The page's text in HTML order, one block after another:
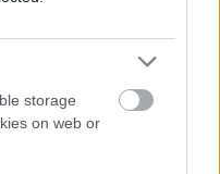
storage
on web or
klub is
friss infókat
a Bundesligában
a Fradi